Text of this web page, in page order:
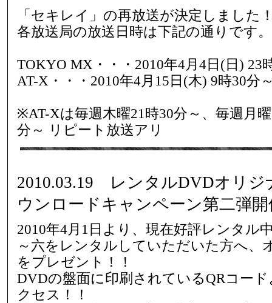
「セキレイ」の再放送が決定しました
各放送局の放送日時は下記の通りです。
TOKYO MX・・・2010年4月4日(日) 23
AT-X・・・2010年4月15日(木) 9時30分
※AT-Xは毎週木曜21時30分～、毎週月
分～ リピート放送アリ
2010.03.19 レンタルDVDオリジ
ウンロードキャンペーン第二弾
2010年4月1日より、現在好評レンタル
～六をレンタルしていただいた方へ、
をプレゼント！！
DVDの盤面に印刷されているQRコー
クセス！！